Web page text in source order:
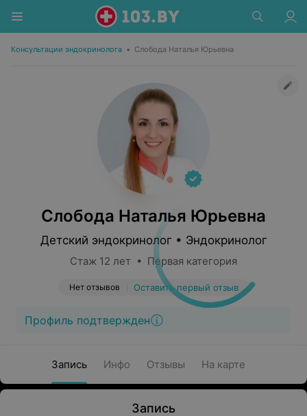
Консультации эндокринолога • Слобода Наталья Юрьевна
Слобода Наталья Юрьевна
Детский эндокринолог • Эндокринолог
Стаж 12 лет • Первая категория
Нет отзывов Оставить первый отзыв
Профиль подтвержден
Запись Инфо Отзывы На карте
Запись